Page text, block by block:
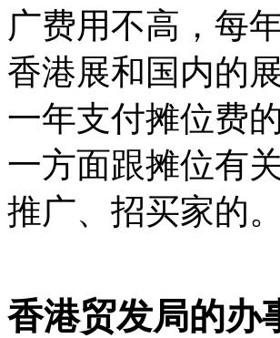
广费用不高，每
香港展和国内的
一年支付摊位费的
一方面跟摊位有
推广、招买家的。
香港贸发局的办